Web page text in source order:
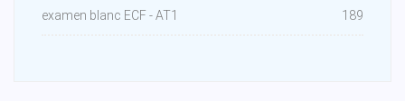
examen blanc ECF - AT1 189